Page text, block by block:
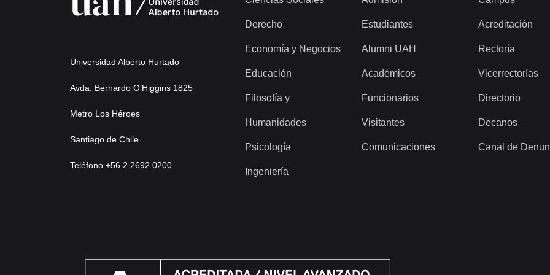
Universidad Alberto Hurtado
Avda. Bernardo O’Higgins 1825
Metro Los Héroes
Santiago de Chile
Teléfono +56 2 2692 0200
Derecho
Economía y Negocios
Educación
Filosofía y
Humanidades
Psicología
Ingeniería
Estudiantes
Alumni UAH
Académicos
Funcionarios
Visitantes
Comunicaciones
Acreditación
Rectoría
Vicerrectorías
Directorio
Decanos
Canal de